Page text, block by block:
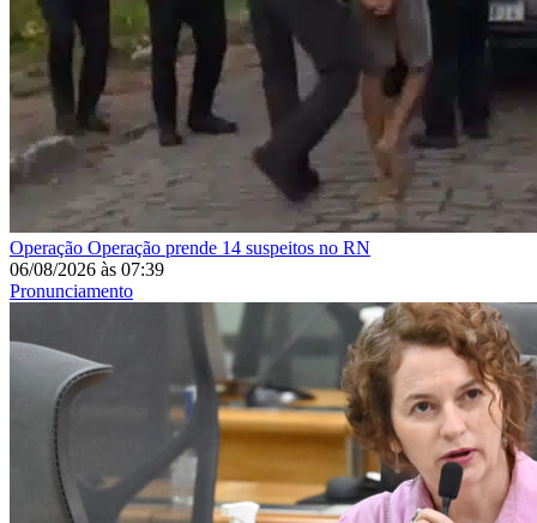
Operação Operação prende 14 suspeitos no RN
06/08/2026 às 07:39
Pronunciamento